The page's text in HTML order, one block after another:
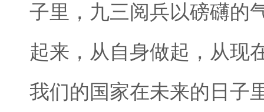
子里，九三阅兵以磅礴的
起来，从自身做起，从现
我们的国家在未来的日子